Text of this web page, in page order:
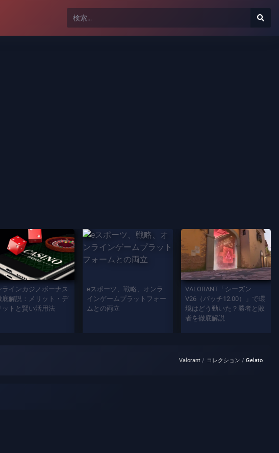
ラインカジノボーナス
底解説：メリット・デ
ットと賢い活用法
eスポーツ、戦略、オンラ
インゲームプラットフォー
ムとの両立
VALORANT「シーズン
V26（パッチ12.00）」で環
境はどう動いた？勝者と敗
者を徹底解説
Valorant コレクション Gelato